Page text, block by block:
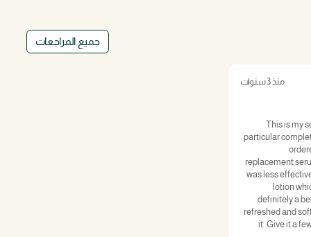
جميع المراجعات
منذ 3 سنوات
This is my
particular
replacement
was less
lotion
definitely a
refreshed and
it. Give it a